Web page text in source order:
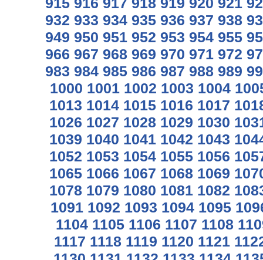
932 933 934 935 936 937 938
949 950 951 952 953 954 955
966 967 968 969 970 971 972
983 984 985 986 987 988 989
1000 1001 1002 1003 1004
1013 1014 1015 1016 1017
1026 1027 1028 1029 1030
1039 1040 1041 1042 1043
1052 1053 1054 1055 1056
1065 1066 1067 1068 1069
1078 1079 1080 1081 1082
1091 1092 1093 1094 1095
1104 1105 1106 1107 1108
1117 1118 1119 1120 1121